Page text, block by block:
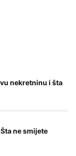
nekretninu i šta
ne smijete